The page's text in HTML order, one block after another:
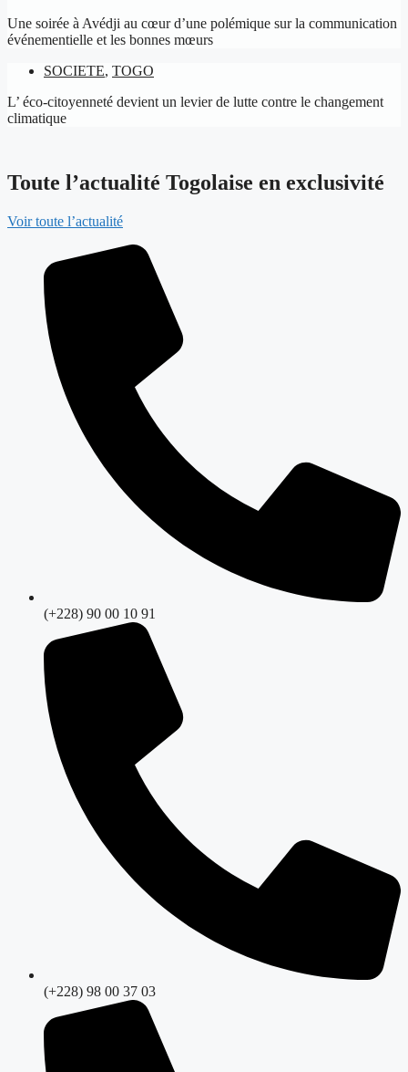
Une soirée à Avédji au cœur d’une polémique sur la communication
événementielle et les bonnes mœurs
SOCIETE, TOGO
L’ éco-citoyenneté devient un levier de lutte contre le changement
climatique
Toute l’actualité Togolaise en exclusivité
Voir toute l’actualité
(+228) 90 00 10 91
(+228) 98 00 37 03